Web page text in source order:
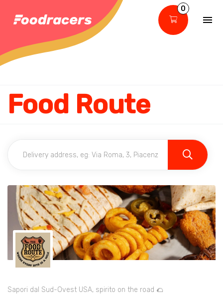
0
Food Route
Sapori dal Sud-Ovest USA, spirito on the road 🌮